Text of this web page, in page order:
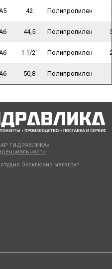
42 Полипропилен
44,5 Полипропилен
1 1/2" Полипропилен
50,8 Полипропилен
ГИДРАВЛИКА»
Эксклюзив мегагруп